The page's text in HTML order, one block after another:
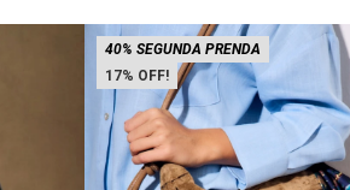
17
40% SEGUNDA PRENDA